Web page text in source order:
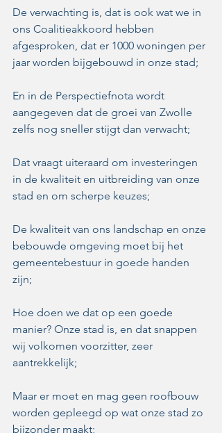
De verwachting is, dat is ook wat we in
ons Coalitieakkoord hebben
afgesproken, dat er 1000 woningen per
jaar worden bijgebouwd in onze stad;
En in de Perspectiefnota wordt
aangegeven dat de groei van Zwolle
zelfs nog sneller stijgt dan verwacht;
Dat vraagt uiteraard om investeringen
in de kwaliteit en uitbreiding van onze
stad en om scherpe keuzes;
De kwaliteit van ons landschap en onze
bebouwde omgeving moet bij het
gemeentebestuur in goede handen
zijn;
Hoe doen we dat op een goede
manier? Onze stad is, en dat snappen
wij volkomen voorzitter, zeer
aantrekkelijk;
Maar er moet en mag geen roofbouw
worden gepleegd op wat onze stad zo
bijzonder maakt;